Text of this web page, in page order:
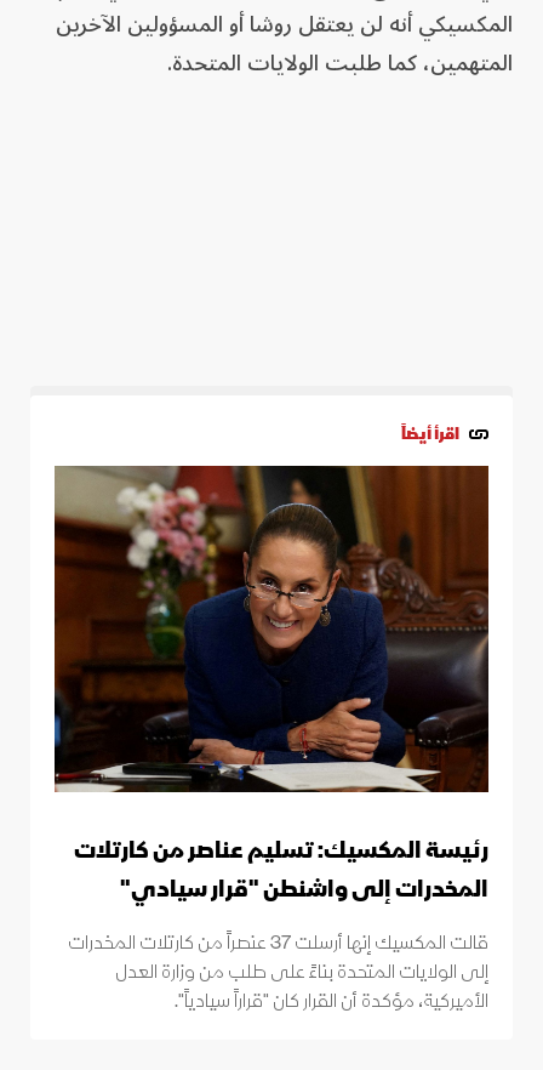
المكسيكي أنه لن يعتقل روشا أو المسؤولين الآخرين
المتهمين، كما طلبت الولايات المتحدة.
اقرأ أيضاً
رئيسة المكسيك: تسليم عناصر من كارتلات
المخدرات إلى واشنطن "قرار سيادي"
قالت المكسيك إنها أرسلت 37 عنصراً من كارتلات المخدرات
إلى الولايات المتحدة بناءً على طلب من وزارة العدل
الأميركية، مؤكدة أن القرار كان "قراراً سيادياً".